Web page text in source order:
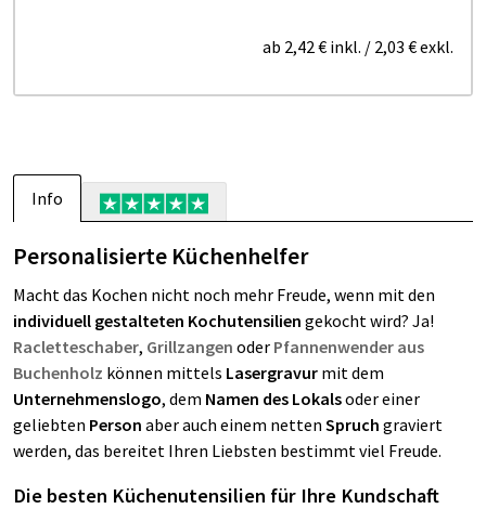
ab 2,42 € inkl. / 2,03 €exkl.
Info
Personalisierte Küchenhelfer
Macht das Kochen nicht noch mehr Freude, wenn mit den
individuell gestalteten Kochutensilien gekocht wird? Ja!
Racletteschaber, Grillzangen oder Pfannenwender aus
Buchenholz können mittels Lasergravur mit dem
Unternehmenslogo, dem Namen des Lokalsoder einer
geliebten Person aber auch einem netten Spruch graviert
werden, das bereitet Ihren Liebsten bestimmt viel Freude.
Die besten Küchenutensilien für Ihre Kundschaft